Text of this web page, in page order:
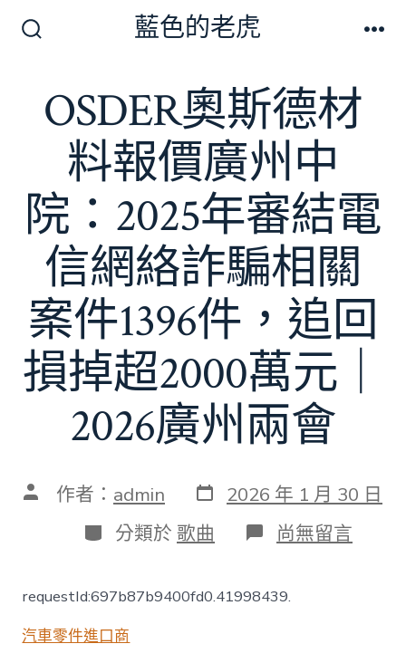
換
開
藍色的老虎
OSDER奧斯德材
料報價廣州中
院：2025年審結電
信網絡詐騙相關
案件1396件，追回
損掉超2000萬元｜
2026廣州兩會
文 作者： admin 發
表
日
期
2026 年 1 月 30 日
分
類
分類於 歌曲 在
〈OSDER
斯
德
尚無留言
requestId:697b87b9400fd0.41998439.
汽車零件進口商